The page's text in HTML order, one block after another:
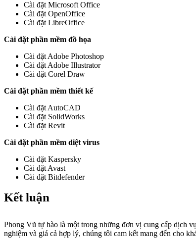
Cài đặt Microsoft Office
Cài đặt OpenOffice
Cài đặt LibreOffice
Cài đặt phần mềm đồ họa
Cài đặt Adobe Photoshop
Cài đặt Adobe Illustrator
Cài đặt Corel Draw
Cài đặt phần mềm thiết kế
Cài đặt AutoCAD
Cài đặt SolidWorks
Cài đặt Revit
Cài đặt phần mềm diệt virus
Cài đặt Kaspersky
Cài đặt Avast
Cài đặt Bitdefender
Kết luận
Phong Vũ tự hào là một trong những đơn vị cung cấp dịch
nghiệm và giá cả hợp lý, chúng tôi cam kết mang đến cho